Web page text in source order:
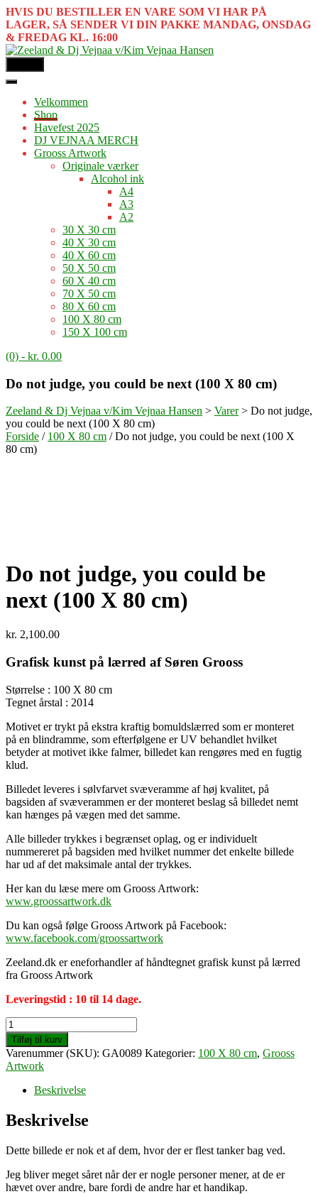
HVIS DU BESTILLER EN VARE SOM VI HAR PÅ
LAGER, SÅ SENDER VI DIN PAKKE MANDAG, ONSDAG
& FREDAG KL. 16:00
Velkommen
Shop
Havefest 2025
DJ VEJNAA MERCH
Grooss Artwork
Originale værker
Alcohol ink
A4
A3
A2
30 X 30 cm
40 X 30 cm
40 X 60 cm
50 X 50 cm
60 X 40 cm
70 X 50 cm
80 X 60 cm
100 X 80 cm
150 X 100 cm
(0) - kr. 0.00
Do not judge, you could be next (100 X 80 cm)
Zeeland & Dj Vejnaa v/Kim Vejnaa Hansen > Varer> Do not judge,
you could be next (100 X 80 cm)
Forside / 100 X 80 cm / Do not judge, you could be next (100 X
80 cm)
Do not judge, you could be
next (100 X 80 cm)
kr. 2,100.00
Grafisk kunst på lærred af Søren Grooss
Størrelse : 100 X 80 cm
Tegnet årstal : 2014
Motivet er trykt på ekstra kraftig bomuldslærred som er monteret
på en blindramme, som efterfølgene er UV behandlet hvilket
betyder at motivet ikke falmer, billedet kan rengøres med en fugtig
klud.
Billedet leveres i sølvfarvet svæveramme af høj kvalitet, på
bagsiden af svæverammen er der monteret beslag så billedet nemt
kan hænges på vægen med det samme.
Alle billeder trykkes i begrænset oplag, og er individuelt
nummereret på bagsiden med hvilket nummer det enkelte billede
har ud af det maksimale antal der trykkes.
Her kan du læse mere om Grooss Artwork:
www.groossartwork.dk
Du kan også følge Grooss Artwork på Facebook:
www.facebook.com/groossartwork
Zeeland.dk er eneforhandler af håndtegnet grafisk kunst på lærred
fra Grooss Artwork
Leveringstid : 10 til 14 dage.
Do
not
judge,
you
could
(100
X
cm)
Tilføj til kurv
Varenummer (SKU): GA0089 Kategorier: 100 X 80 cm, Grooss
Artwork
Beskrivelse
Beskrivelse
Dette billede er nok et af dem, hvor der er flest tanker bag ved.
Jeg bliver meget såret når der er nogle personer mener, at de er
hævet over andre, bare fordi de andre har et handikap.